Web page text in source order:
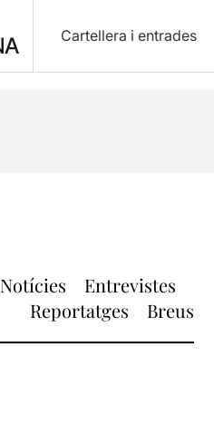
Cartellera i entrades
Notícies
Entrevistes
Reportatges
Breus